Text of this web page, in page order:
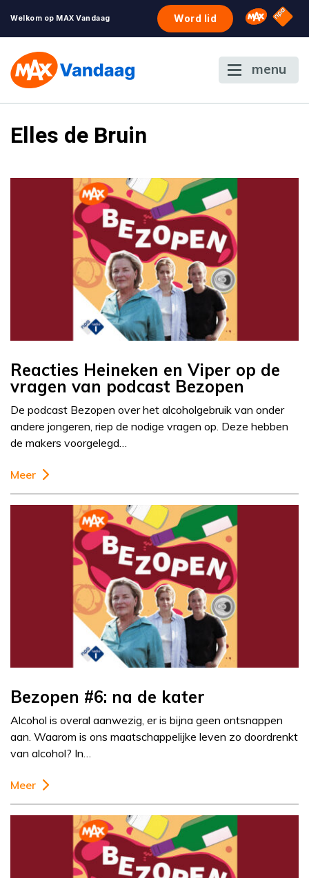
Welkom op MAX Vandaag Word lid Omroep
NPO
menu
Elles de Bruin
Reacties Heineken en Viper op de
vragen van podcast Bezopen
De podcast Bezopen over het alcoholgebruik van onder
andere jongeren, riep de nodige vragen op. Deze hebben
de makers voorgelegd…
Meer
Bezopen #6: na de kater
Alcohol is overal aanwezig, er is bijna geen ontsnappen
aan. Waarom is ons maatschappelijke leven zo doordrenkt
van alcohol? In…
Meer